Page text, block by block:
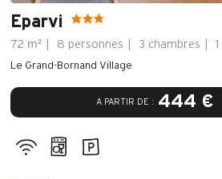
Eparvi
72 m² 8 personnes 3 chambres 1
A PARTIR DE : 444 €
Le Grand-Bornand Village